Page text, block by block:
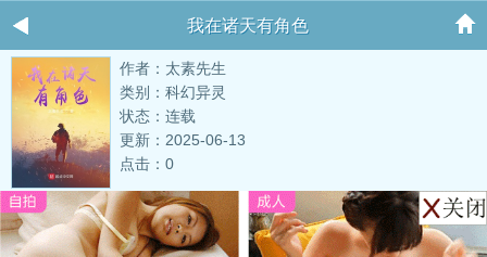
我在诸天有角色
作者：太素先生
类别：科幻异灵
状态：连载
更新：2025-06-13
点击：0